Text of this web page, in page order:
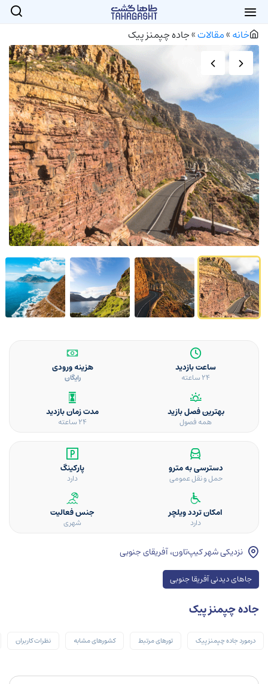
خانه»مقالات»جاده چپمنز پیک
ساعت بازدید
۲۴ ساعته
هزینه ورودی
رایگان
بهترین فصل بازید
همه فصول
مدت زمان بازدید
۲۴ ساعته
دسترسی به مترو
حمل و نقل عمومی
پارکینگ
دارد
امکان تردد ویلچر
دارد
جنس فعالیت
شهری
نزدیکی شهر کیپ‌تاون، آفریقای جنوبی
جاهای دیدنی آفریقا جنوبی
جاده چپمنز پیک
درمورد جاده چپمنز پیک تورهای مرتبط کشورهای مشابه نظرات کاربران